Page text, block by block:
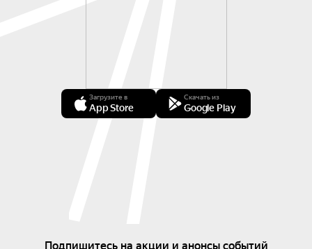
Загрузите в
App Store
Скачать из
Google Play
Подпишитесь на акции и анонсы событий